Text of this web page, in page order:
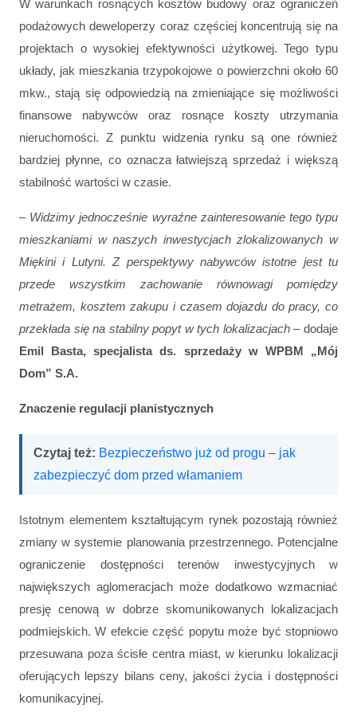
W warunkach rosnących kosztów budowy oraz ograniczeń
podażowych deweloperzy coraz częściej koncentrują się na
projektach o wysokiej efektywności użytkowej. Tego typu
układy, jak mieszkania trzypokojowe o powierzchni około 60
mkw., stają się odpowiedzią na zmieniające się możliwości
finansowe nabywców oraz rosnące koszty utrzymania
nieruchomości. Z punktu widzenia rynku są one również
bardziej płynne, co oznacza łatwiejszą sprzedaż i większą
stabilność wartości w czasie.
– Widzimy jednocześnie wyraźne zainteresowanie tego typu
mieszkaniami w naszych inwestycjach zlokalizowanych w
Miękini i Lutyni. Z perspektywy nabywców istotne jest tu
przede wszystkim zachowanie równowagi pomiędzy
metrażem, kosztem zakupu i czasem dojazdu do pracy, co
przekłada się na stabilny popyt w tych lokalizacjach– dodaje
Emil Basta, specjalista ds. sprzedaży w WPBM „Mój
Dom” S.A.
Znaczenie regulacji planistycznych
Czytaj też: Bezpieczeństwo już od progu – jak
zabezpieczyć dom przed włamaniem
Istotnym elementem kształtującym rynek pozostają również
zmiany w systemie planowania przestrzennego. Potencjalne
ograniczenie dostępności terenów inwestycyjnych w
największych aglomeracjach może dodatkowo wzmacniać
presję cenową w dobrze skomunikowanych lokalizacjach
podmiejskich. W efekcie część popytu może być stopniowo
przesuwana poza ścisłe centra miast, w kierunku lokalizacji
oferujących lepszy bilans ceny, jakości życia i dostępności
komunikacyjnej.